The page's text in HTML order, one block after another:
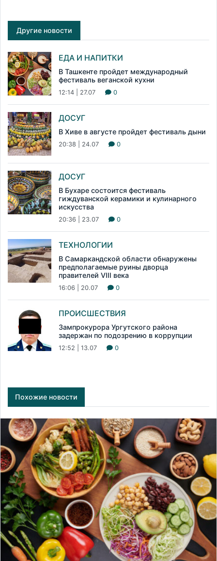
Другие новости
ЕДА И НАПИТКИ
В Ташкенте пройдет международный
фестиваль веганской кухни
12:14 | 27.07 0
ДОСУГ
В Хиве в августе пройдет фестиваль дыни
20:38 | 24.07 0
ДОСУГ
В Бухаре состоится фестиваль
гиждуванской керамики и кулинарного
искусства
20:36 | 23.07 0
ТЕХНОЛОГИИ
В Самаркандской области обнаружены
предполагаемые руины дворца
правителей VIII века
16:06 | 20.07 0
ПРОИСШЕСТВИЯ
Зампрокурора Ургутского района
задержан по подозрению в коррупции
12:52 | 13.07 0
Похожие новости